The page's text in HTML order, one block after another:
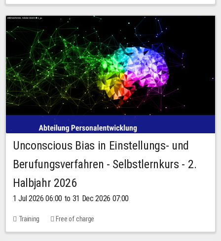
Unconscious Bias in Einstellungs- und
Berufungsverfahren - Selbstlernkurs - 2.
Halbjahr 2026
1 Jul 2026 06:00 to 31 Dec 2026 07:00
Training Free of charge